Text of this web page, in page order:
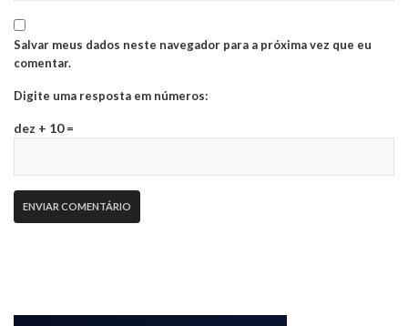
Salvar meus dados neste navegador para a próxima vez que eu
comentar.
Digite uma resposta em números:
dez + 10 =